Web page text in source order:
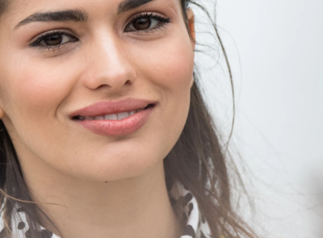
WhatsappFacebook
X
una de las celebrities más activas
La actriz suele publicar su día a